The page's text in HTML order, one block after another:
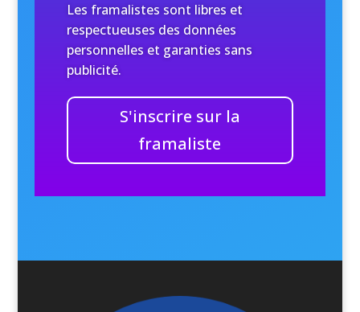
Les framalistes sont libres et
respectueuses des données
personnelles et garanties sans
publicité.
S'inscrire sur la
framaliste